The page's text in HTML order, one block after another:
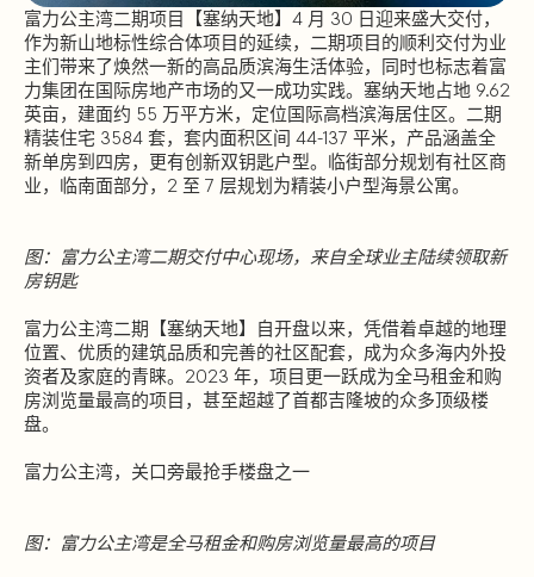
富力公主湾二期项目【塞纳天地】4 月 30 日迎来盛大交付，
作为新山地标性综合体项目的延续，二期项目的顺利交付为业
主们带来了焕然一新的高品质滨海生活体验，同时也标志着富
力集团在国际房地产市场的又一成功实践。塞纳天地占地 9.62
英亩，建面约 55 万平方米，定位国际高档滨海居住区。二期
精装住宅 3584 套，套内面积区间 44-137 平米，产品涵盖全
新单房到四房，更有创新双钥匙户型。临街部分规划有社区商
业，临南面部分，2 至 7 层规划为精装小户型海景公寓。
图：富力公主湾二期交付中心现场，来自全球业主陆续领取新
房钥匙
富力公主湾二期【塞纳天地】自开盘以来，凭借着卓越的地理
位置、优质的建筑品质和完善的社区配套，成为众多海内外投
资者及家庭的青睐。2023 年，项目更一跃成为全马租金和购
房浏览量最高的项目，甚至超越了首都吉隆坡的众多顶级楼
盘。
富力公主湾，关口旁最抢手楼盘之一
图：富力公主湾是全马租金和购房浏览量最高的项目